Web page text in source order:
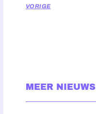
VORIGE
MEER NIEUWS